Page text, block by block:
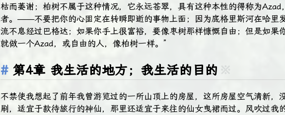
枯而萎谢；柏树不属于这种情况，它永远苍翠，具有这种本性的得称为Azad
者。——不要把你的心固定在转瞬即逝的事物上面；因为底格里斯河在哈里
流不息经过巴格达；如果你手上很富裕，要像枣树那样慷慨自由；但是如果
就做一个Azad，或自由的人，像柏树一样。”
第4章 我生活的地方；我生活的目的
不禁使我想起了前年我曾游览过的一所山顶上的房屋，这所房屋空气清新，
刷，适宜于款待旅行的神仙，那里还适宜于来往的仙女曳裙而过。风吹过我